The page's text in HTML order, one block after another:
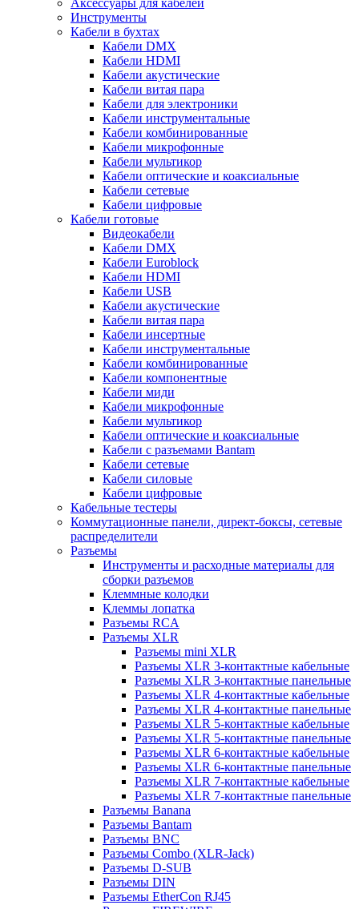
Аксессуары для кабелей
Инструменты
Кабели в бухтах
Кабели DMX
Кабели HDMI
Кабели акустические
Кабели витая пара
Кабели для электроники
Кабели инструментальные
Кабели комбинированные
Кабели микрофонные
Кабели мультикор
Кабели оптические и коаксиальные
Кабели сетевые
Кабели цифровые
Кабели готовые
Видеокабели
Кабели DMX
Кабели Euroblock
Кабели HDMI
Кабели USB
Кабели акустические
Кабели витая пара
Кабели инсертные
Кабели инструментальные
Кабели комбинированные
Кабели компонентные
Кабели миди
Кабели микрофонные
Кабели мультикор
Кабели оптические и коаксиальные
Кабели с разъемами Bantam
Кабели сетевые
Кабели силовые
Кабели цифровые
Кабельные тестеры
Коммутационные панели, директ-боксы, сетевые
распределители
Разъемы
Инструменты и расходные материалы для
сборки разъемов
Клеммные колодки
Клеммы лопатка
Разъемы RCA
Разъемы XLR
Разъемы mini XLR
Разъемы XLR 3-контактные кабельные
Разъемы XLR 3-контактные панельные
Разъемы XLR 4-контактные кабельные
Разъемы XLR 4-контактные панельные
Разъемы XLR 5-контактные кабельные
Разъемы XLR 5-контактные панельные
Разъемы XLR 6-контактные кабельные
Разъемы XLR 6-контактные панельные
Разъемы XLR 7-контактные кабельные
Разъемы XLR 7-контактные панельные
Разъемы Banana
Разъемы Bantam
Разъемы BNC
Разъемы Combo (XLR-Jack)
Разъемы D-SUB
Разъемы DIN
Разъемы EtherCon RJ45